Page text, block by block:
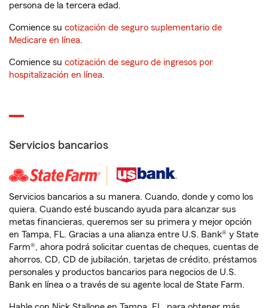
persona de la tercera edad.
Comience su cotización de seguro suplementario de
Medicare en línea.
Comience su cotización de seguro de ingresos por
hospitalización en línea.
Servicios bancarios
Servicios bancarios a su manera. Cuando, donde y como los
quiera. Cuando esté buscando ayuda para alcanzar sus
metas financieras, queremos ser su primera y mejor opción
en Tampa, FL. Gracias a una alianza entre U.S. Bank® y State
Farm®, ahora podrá solicitar cuentas de cheques, cuentas de
ahorros, CD, CD de jubilación, tarjetas de crédito, préstamos
personales y productos bancarios para negocios de U.S.
Bank en línea o a través de su agente local de State Farm.